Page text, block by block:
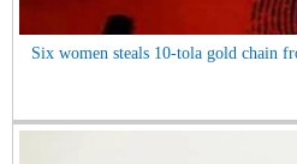
Six women steals 10-tola gold chain